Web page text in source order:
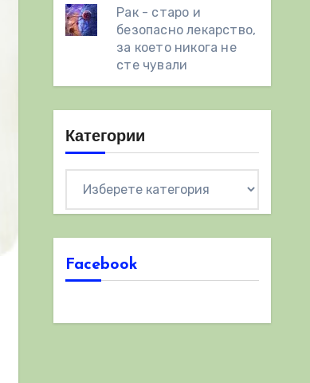
Рак - старо и
безопасно лекарство,
за което никога не
сте чували
Категории
Facebook